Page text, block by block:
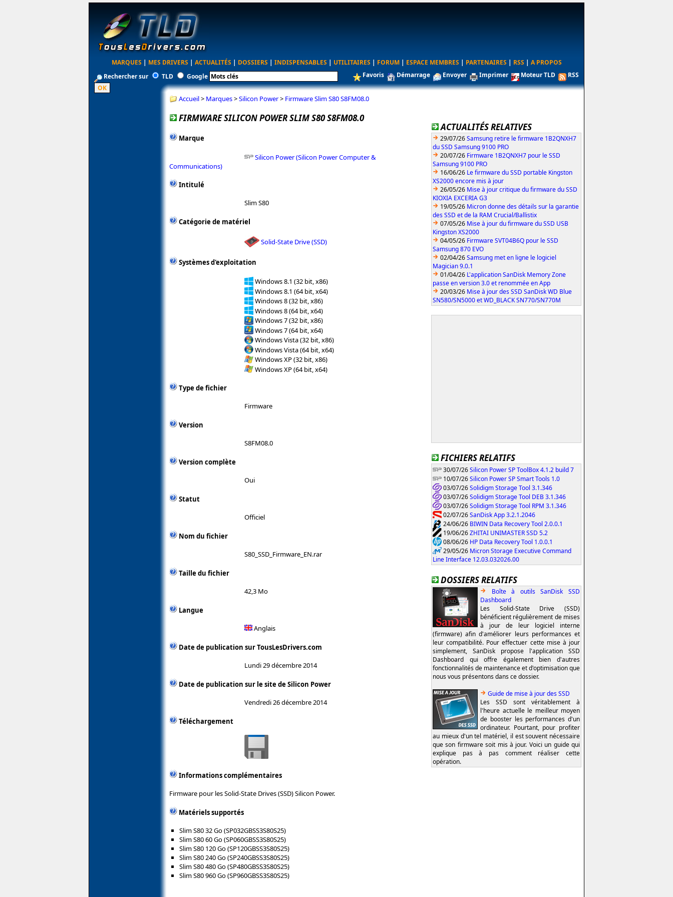
MARQUES | MES DRIVERS | ACTUALITÉS | DOSSIERS | INDISPENSABLES | UTILITAIRES | FORUM | ESPACE MEMBRES | PARTENAIRES | RSS | A PROPOS
Rechercher sur
TLD Google Favoris Démarrage Envoyer Imprimer Moteur TLD RSS
Accueil> Marques>Silicon Power> Firmware Slim S80 S8FM08.0
FIRMWARE SILICON POWER SLIM S80 S8FM08.0
Marque
Silicon Power (Silicon Power Computer &
Communications)
Intitulé
Slim S80
Catégorie de matériel
Solid-State Drive (SSD)
Systèmes d'exploitation
Windows 8.1 (32 bit, x86)
Windows 8.1 (64 bit, x64)
Windows 8 (32 bit, x86)
Windows 8 (64 bit, x64)
Windows 7 (32 bit, x86)
Windows 7 (64 bit, x64)
Windows Vista (32 bit, x86)
Windows Vista (64 bit, x64)
Windows XP (32 bit, x86)
Windows XP (64 bit, x64)
Type de fichier
Firmware
Version
S8FM08.0
Version complète
Oui
Statut
Officiel
Nom du fichier
S80_SSD_Firmware_EN.rar
Taille du fichier
42,3 Mo
Langue
Anglais
Date de publication sur TousLesDrivers.com
Lundi 29 décembre 2014
Date de publication sur le site de Silicon Power
Vendredi 26 décembre 2014
Téléchargement
Informations complémentaires
Firmware pour les Solid-State Drives (SSD) Silicon Power.
Matériels supportés
Slim S80 32 Go (SP032GBSS3S80S25)
Slim S80 60 Go (SP060GBSS3S80S25)
Slim S80 120 Go (SP120GBSS3S80S25)
Slim S80 240 Go (SP240GBSS3S80S25)
Slim S80 480 Go (SP480GBSS3S80S25)
Slim S80 960 Go (SP960GBSS3S80S25)
ACTUALITÉS RELATIVES
29/07/26Samsung retire le firmware 1B2QNXH7
du SSD Samsung 9100 PRO
20/07/26 Firmware 1B2QNXH7 pour le SSD
Samsung 9100 PRO
16/06/26 Le firmware du SSD portable Kingston
XS2000 encore mis à jour
26/05/26 Mise à jour critique du firmware du SSD
KIOXIA EXCERIA G3
19/05/26 Micron donne des détails sur la garantie
des SSD et de la RAM Crucial/Ballistix
07/05/26 Mise à jour du firmware du SSD USB
Kingston XS2000
04/05/26 Firmware SVT04B6Q pour le SSD
Samsung 870 EVO
02/04/26Samsung met en ligne le logiciel
Magician 9.0.1
01/04/26 L'application SanDisk Memory Zone
passe en version 3.0 et renommée en App
20/03/26 Mise à jour des SSD SanDisk WD Blue
SN580/SN5000 et WD_BLACK SN770/SN770M
FICHIERS RELATIFS
30/07/26Silicon Power SP ToolBox 4.1.2 build 7
10/07/26Silicon Power SP Smart Tools 1.0
03/07/26Solidigm Storage Tool 3.1.346
03/07/26Solidigm Storage Tool DEB 3.1.346
03/07/26Solidigm Storage Tool RPM 3.1.346
02/07/26SanDisk App 3.2.1.2046
24/06/26 BIWIN Data Recovery Tool 2.0.0.1
19/06/26ZHITAI UNIMASTER SSD 5.2
08/06/26 HP Data Recovery Tool 1.0.0.1
29/05/26 Micron Storage Executive Command
Line Interface 12.03.032026.00
DOSSIERS RELATIFS
Boîte à outils SanDisk SSD
Dashboard
Les Solid-State Drive (SSD)
bénéficient régulièrement de mises
à jour de leur logiciel interne
(firmware) afin d'améliorer leurs performances et
leur compatibilité. Pour effectuer cette mise à jour
simplement, SanDisk propose l'application SSD
Dashboard qui offre également bien d'autres
fonctionnalités de maintenance et d'optimisation que
nous vous présentons dans ce dossier.
Guide de mise à jour des SSD
Les SSD sont véritablement à
l'heure actuelle le meilleur moyen
de booster les performances d'un
ordinateur. Pourtant, pour profiter
au mieux d'un tel matériel, il est souvent nécessaire
que son firmware soit mis à jour. Voici un guide qui
explique pas à pas comment réaliser cette
opération.